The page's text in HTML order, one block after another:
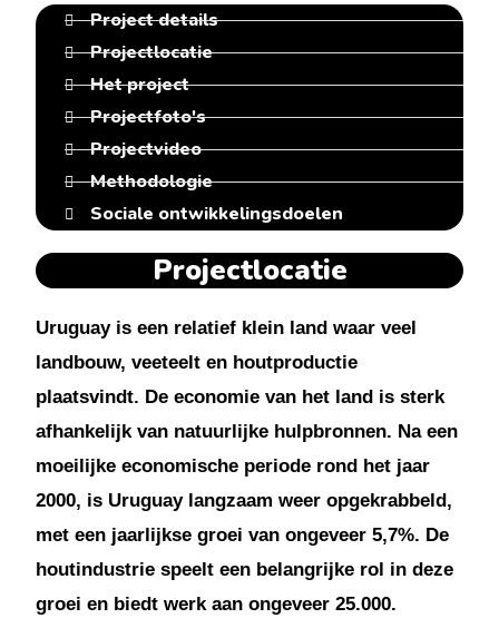
Project details
Projectlocatie
Het project
Projectfoto's
Projectvideo
Methodologie
Sociale ontwikkelingsdoelen
Projectlocatie
Uruguay is een relatief klein land waar veel
landbouw, veeteelt en houtproductie
plaatsvindt. De economie van het land is sterk
afhankelijk van natuurlijke hulpbronnen. Na een
moeilijke economische periode rond het jaar
2000, is Uruguay langzaam weer opgekrabbeld,
met een jaarlijkse groei van ongeveer 5,7%. De
houtindustrie speelt een belangrijke rol in deze
groei en biedt werk aan ongeveer 25.000.